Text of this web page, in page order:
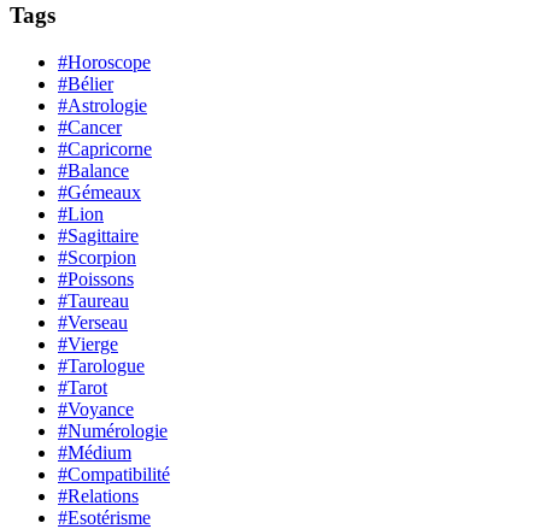
Tags
#Horoscope
#Bélier
#Astrologie
#Cancer
#Capricorne
#Balance
#Gémeaux
#Lion
#Sagittaire
#Scorpion
#Poissons
#Taureau
#Verseau
#Vierge
#Tarologue
#Tarot
#Voyance
#Numérologie
#Médium
#Compatibilité
#Relations
#Esotérisme